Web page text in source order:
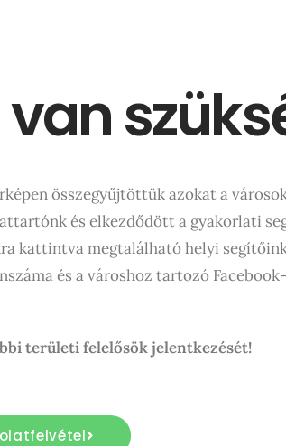
van
összegyűjtöttük azokat a
és elkezdődött a gyakorlati
kattintva megtalálható helyi
és a városhoz tartozó
területi felelősök jelentkezését!